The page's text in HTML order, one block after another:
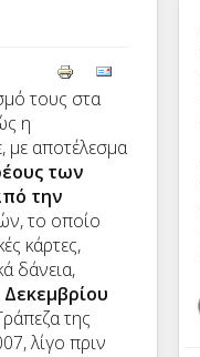
τους στα
η
με αποτέλεσμα
των
την
το οποίο
κάρτες,
δάνεια,
της
λίγο πριν